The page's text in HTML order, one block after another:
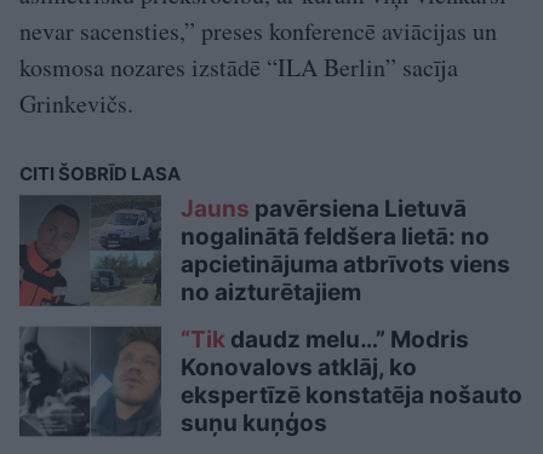
nevar sacensties,” preses konferencē aviācijas un
kosmosa nozares izstādē “ILA Berlin” sacīja
Grinkevičs.
CITI ŠOBRĪD LASA
Jauns pavērsiena Lietuvā
nogalinātā feldšera lietā: no
apcietinājuma atbrīvots viens
no aizturētajiem
“Tik daudz melu…” Modris
Konovalovs atklāj, ko
ekspertīzē konstatēja nošauto
suņu kuņģos